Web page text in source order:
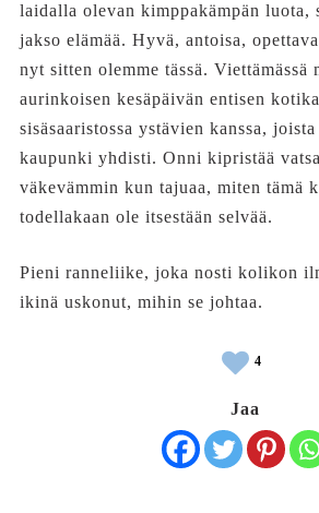
laidalla olevan kimppakämpän luota,
jakso elämää. Hyvä, antoisa,
nyt sitten olemme tässä. Viettämässä
aurinkoisen kesäpäivän entisen
sisäsaaristossa ystävien kanssa,
kaupunki yhdisti. Onni kipristää
väkevämmin kun tajuaa, miten tämä
todellakaan ole itsestään selvää.
Pieni ranneliike, joka nosti kolikon
ikinä uskonut, mihin se johtaa.
4
Jaa